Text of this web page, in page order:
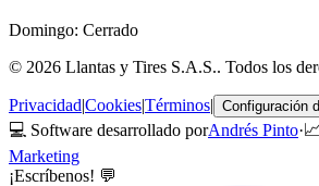
Domingo: Cerrado
© 2026 Llantas y Tires S.A.S.. Todos los
Privacidad|Cookies|Términos| Configuración
💻 Software desarrollado porAndrés Pinto·
Marketing
¡Escríbenos! 💬